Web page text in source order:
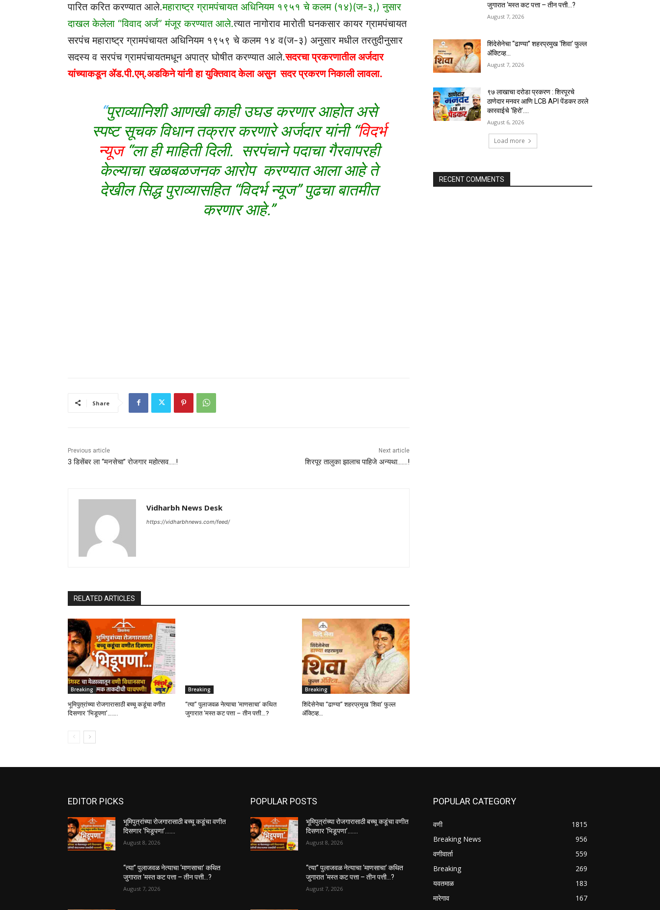
पारित करित करण्यात आले.महाराष्ट्र ग्रामपंचायत अधिनियम १९५१ चे कलम (१४)(ज-३,) नुसार
दाखल केलेला “विवाद अर्ज” मंजूर करण्यात आले.त्यात नागोराव मारोती घनकसार कायर ग्रामपंचायत
सरपंच महाराष्ट्र ग्रामपंचायत अधिनियम १९५९ चे कलम १४ व(ज-३) अनुसार मधील तरतुदीनुसार
सदस्य व सरपंच ग्रामपंचायतमधून अपात्र घोषीत करण्यात आले.सदरचा प्रकरणातील अर्जदार
यांच्याकडून ॲड.पी.एम्.अडकिने यांनी हा युक्तिवाद केला असुन सदर प्रकरण निकाली लावला.
“पुराव्यानिशी आणखी काही उघड करणार आहोत असे
स्पष्ट सूचक विधान तक्रार करणारे अर्जदार यांनी “विदर्भ
न्यूज“ला ही माहिती दिली. सरपंचाने पदाचा गैरवापरही
केल्याचा खळबळजनक आरोप करण्यात आला आहे ते
देखील सिद्ध पुराव्यासहित “विदर्भ न्यूज” पुढचा बातमीत
करणार आहे.”
Share
Previous article
3 डिसेंबर ला “मनसेचा” रोजगार महोत्सव…..!
Next article
शिरपूर तालुका झालाच पाहिजे अन्यथा…….!
Vidharbh News Desk
https://vidharbhnews.com/feed/
RELATED ARTICLES
Breaking
भूमिपुत्रांच्या रोजगारासाठी बच्चू कडूंचा वणीत
दिसणार ‘भिडूपणा’…….
Breaking
“त्या” पुलाजवळ नेत्याचा ‘माणसाचा’ कथित
जुगारात ‘मस्त कट पत्ता – तीन पत्ती…?
Breaking
शिंदेसेनेचा “ढाण्या” शहरप्रमुख ‘शिवा’ फुल्ल
ॲक्टिव्ह…
जुगारात ‘मस्त कट पत्ता – तीन पत्ती…?
August 7, 2026
शिंदेसेनेचा “ढाण्या” शहरप्रमुख ‘शिवा’ फुल्ल
ॲक्टिव्ह…
August 7, 2026
९७ लाखाचा दरोडा प्रकरण : शिरपूरचे
ठाणेदार मनवर आणि LCB API पेंडकर ठरले
कारवाईचे ‘हिरो’….
August 6, 2026
Load more
RECENT COMMENTS
EDITOR PICKS
भूमिपुत्रांच्या रोजगारासाठी बच्चू कडूंचा वणीत
दिसणार ‘भिडूपणा’…….
August 8, 2026
“त्या” पुलाजवळ नेत्याचा ‘माणसाचा’ कथित
जुगारात ‘मस्त कट पत्ता – तीन पत्ती…?
August 7, 2026
POPULAR POSTS
भूमिपुत्रांच्या रोजगारासाठी बच्चू कडूंचा वणीत
दिसणार ‘भिडूपणा’…….
August 8, 2026
“त्या” पुलाजवळ नेत्याचा ‘माणसाचा’ कथित
जुगारात ‘मस्त कट पत्ता – तीन पत्ती…?
August 7, 2026
POPULAR CATEGORY
वणी
1815
Breaking News
956
वणीवार्ता
559
Breaking
269
यवतमाळ
183
मारेगाव
167